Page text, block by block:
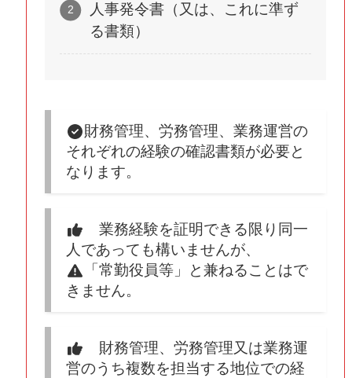
人事発令書（又は、これに準ず
る書類）
財務管理、労務管理、業務運営の
それぞれの経験の確認書類が必要と
なります。
業務経験を証明できる限り同一
人であっても構いませんが、
「常勤役員等」と兼ねることはで
きません。
財務管理、労務管理又は業務運
営のうち複数を担当する地位での経